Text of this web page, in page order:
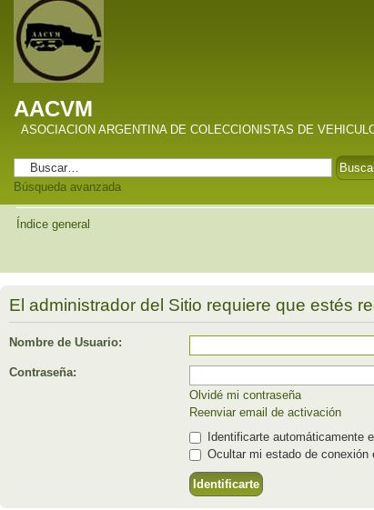
AACVM
ASOCIACION ARGENTINA DE COLECCIONISTAS DE
Búsqueda avanzada
Índice general
El administrador del Sitio requiere que estés
Nombre de Usuario:
Contraseña:
Olvidé mi contraseña
Reenviar email de activación
Identificarte automáticamente
Ocultar mi estado de conexión